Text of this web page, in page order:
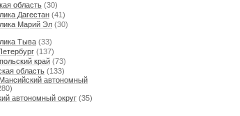
область (30)
Дагестан (41)
Марий Эл (30)
Тыва (33)
(137)
край (73)
область (133)
автономный
автономный округ (35)